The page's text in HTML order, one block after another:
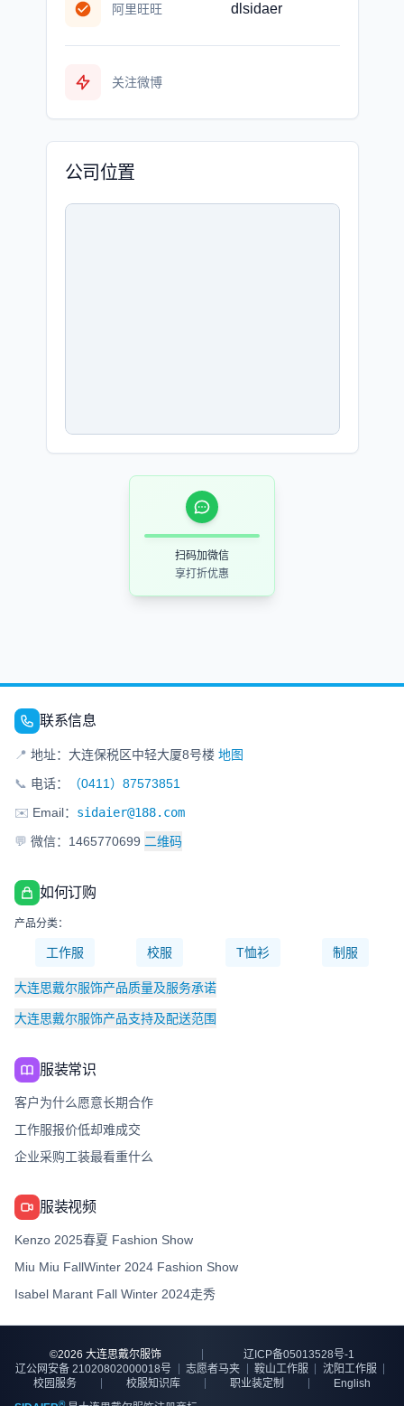
阿里旺旺 dlsidaer
关注微博
公司位置
扫码加微信
享打折优惠
联系信息
📍 地址：大连保税区中轻大厦8号楼 地图
📞 电话：
（0411）87573851
✉️ Email： sidaier@188.com
💬 微信：1465770699 二维码
如何订购
产品分类：
工作服 校服 T恤衫 制服
大连思戴尔服饰产品质量及服务承诺
大连思戴尔服饰产品支持及配送范围
服装常识
客户为什么愿意长期合作
工作服报价低却难成交
企业采购工装最看重什么
服装视频
Kenzo 2025春夏 Fashion Show
Miu Miu FallWinter 2024 Fashion Show
Isabel Marant Fall Winter 2024走秀
©2026 大连思戴尔服饰
辽ICP备05013528号-1
辽公网安备 21020802000018号
志愿者马夹 鞍山工作服
沈阳工作服
校园服务
校服知识库 职业装定制
English
®